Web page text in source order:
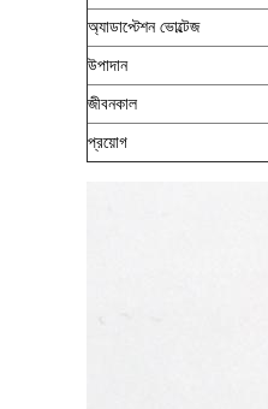
অ্যাডাপ্টেশন ভোল্টেজ
উপাদান
জীবনকাল
প্রয়োগ